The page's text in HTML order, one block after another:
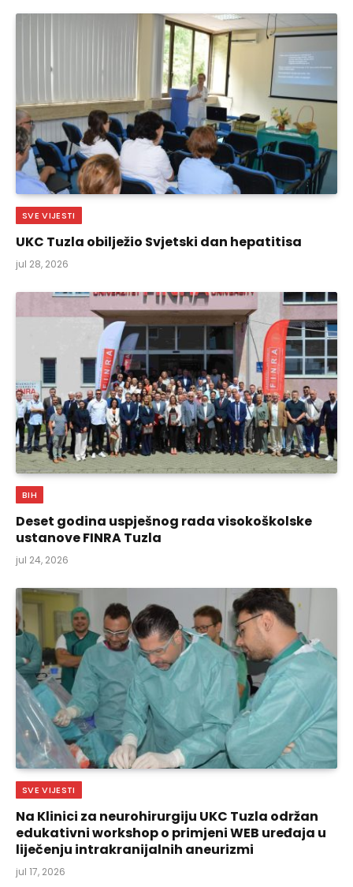
SVE VIJESTI
UKC Tuzla obilježio Svjetski dan hepatitisa
jul 28, 2026
BIH
Deset godina uspješnog rada visokoškolske
ustanove FINRA Tuzla
jul 24, 2026
SVE VIJESTI
Na Klinici za neurohirurgiju UKC Tuzla održan
edukativni workshop o primjeni WEB uređaja u
liječenju intrakranijalnih aneurizmi
jul 17, 2026